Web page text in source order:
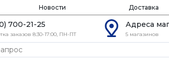
Новости Доставка
700-21-25
заказов 8:30-17:00, ПН-ПТ
Адреса
5 магазинов